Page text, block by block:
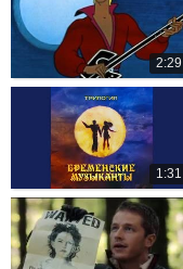
2:29
1:31